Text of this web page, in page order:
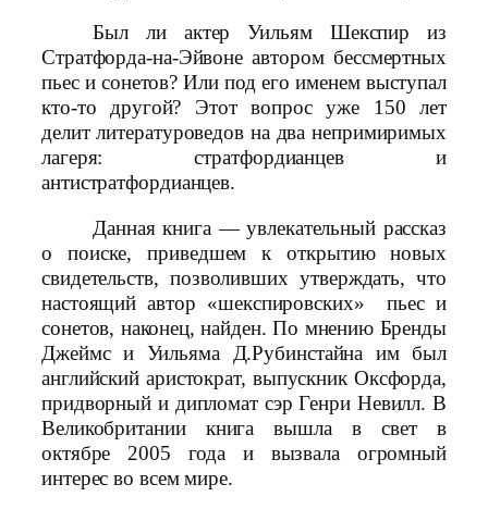
Был ли актер Уильям Шекспир из
Стратфорда-на-Эйвоне автором бессмертных
пьес и сонетов? Или под его именем выступал
кто-то другой? Этот вопрос уже 150 лет
делит литературоведов на два непримиримых
лагеря: стратфордианцев и
антистратфордианцев.
Данная книга — увлекательный рассказ
о поиске, приведшем к открытию новых
свидетельств, позволивших утверждать, что
настоящий автор «шекспировских» пьес и
сонетов, наконец, найден. По мнению Бренды
Джеймс и Уильяма Д.Рубинстайна им был
английский аристократ, выпускник Оксфорда,
придворный и дипломат сэр Генри Невилл. В
Великобритании книга вышла в свет в
октябре 2005 года и вызвала огромный
интерес во всем мире.